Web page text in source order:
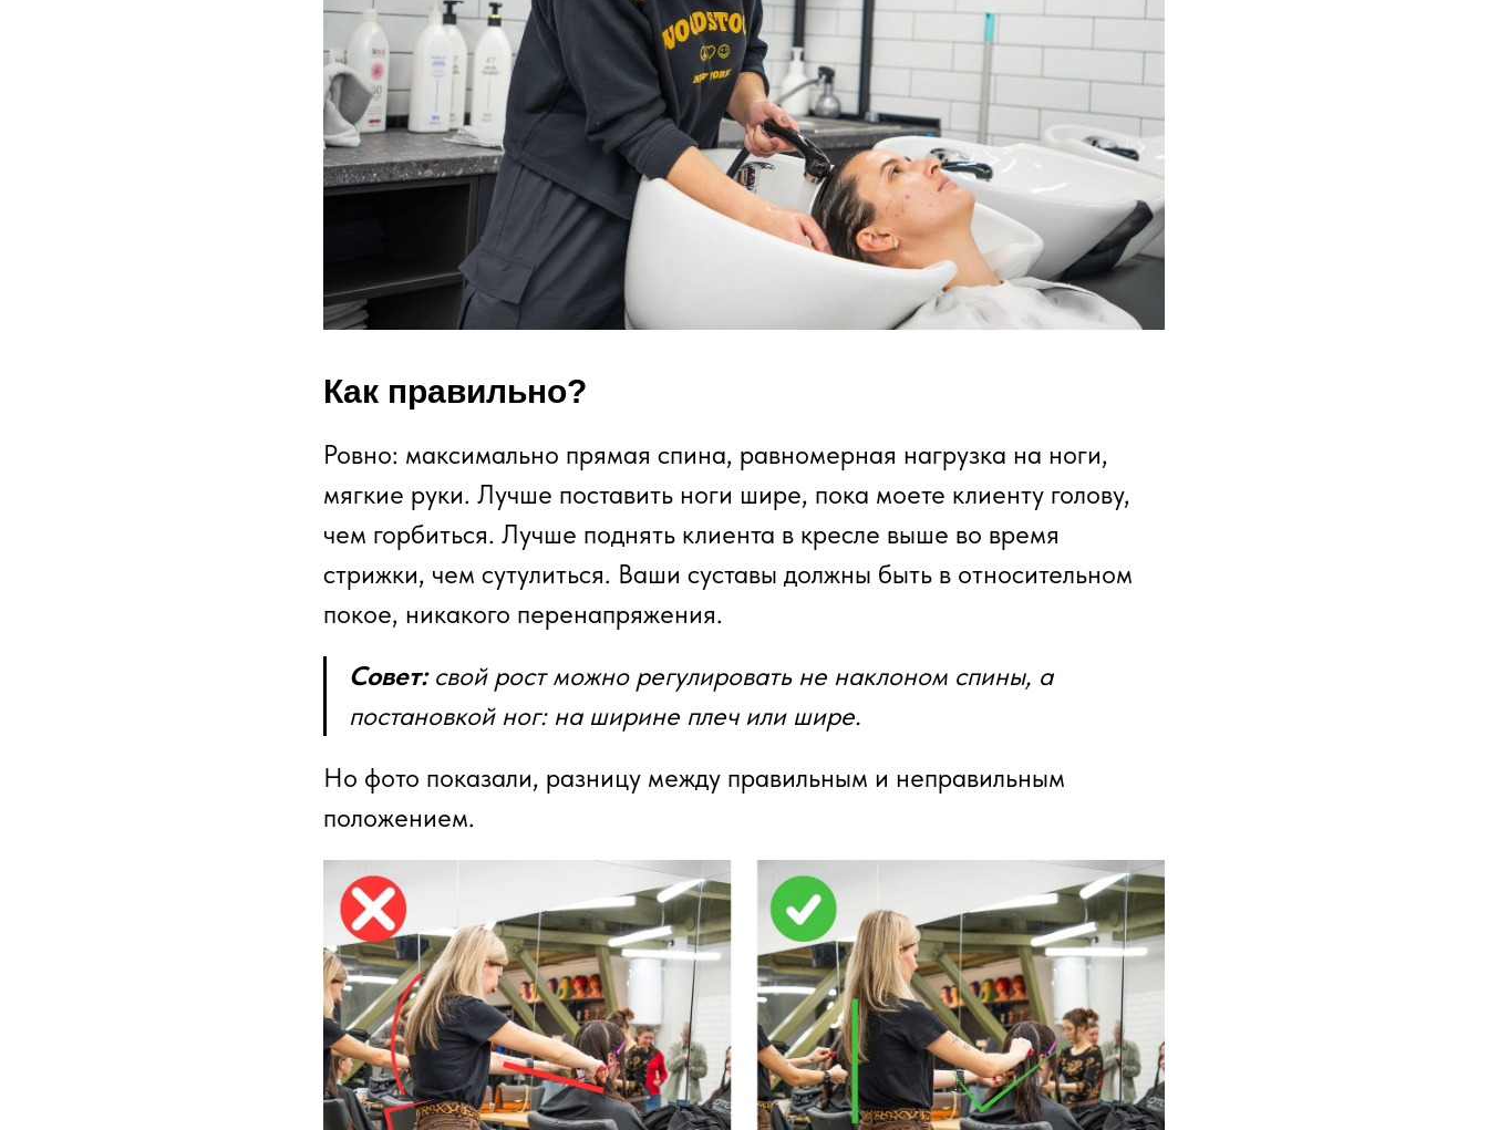
Как правильно?
Ровно: максимально прямая спина, равномерная нагрузка на ноги,
мягкие руки. Лучше поставить ноги шире, пока моете клиенту голову,
чем горбиться. Лучше поднять клиента в кресле выше во время
стрижки, чем сутулиться. Ваши суставы должны быть в относительном
покое, никакого перенапряжения.
Совет: свой рост можно регулировать не наклоном спины, а
постановкой ног: на ширине плеч или шире.
Но фото показали, разницу между правильным и неправильным
положением.